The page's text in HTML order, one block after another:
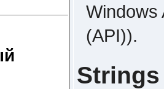
Windows
(API)).